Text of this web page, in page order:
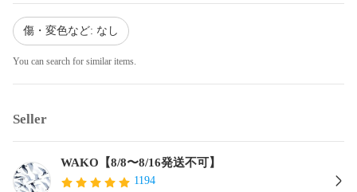
傷・変色など: なし
You can search for similar items.
Seller
WAKO【8/8〜8/16発送不可】
1194